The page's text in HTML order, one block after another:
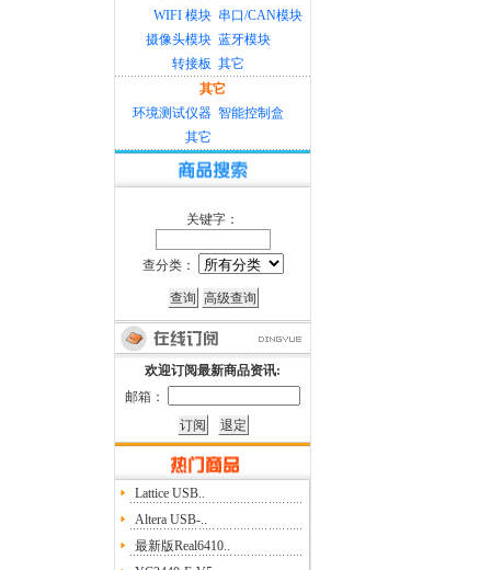
WIFI 模块 串口/CAN模块
摄像头模块 蓝牙模块
转接板 其它
其它
环境测试仪器 智能控制盒
其它
关键字：
查分类：
欢迎订阅最新商品资讯:
邮箱：
Lattice USB..
Altera USB-..
最新版Real6410..